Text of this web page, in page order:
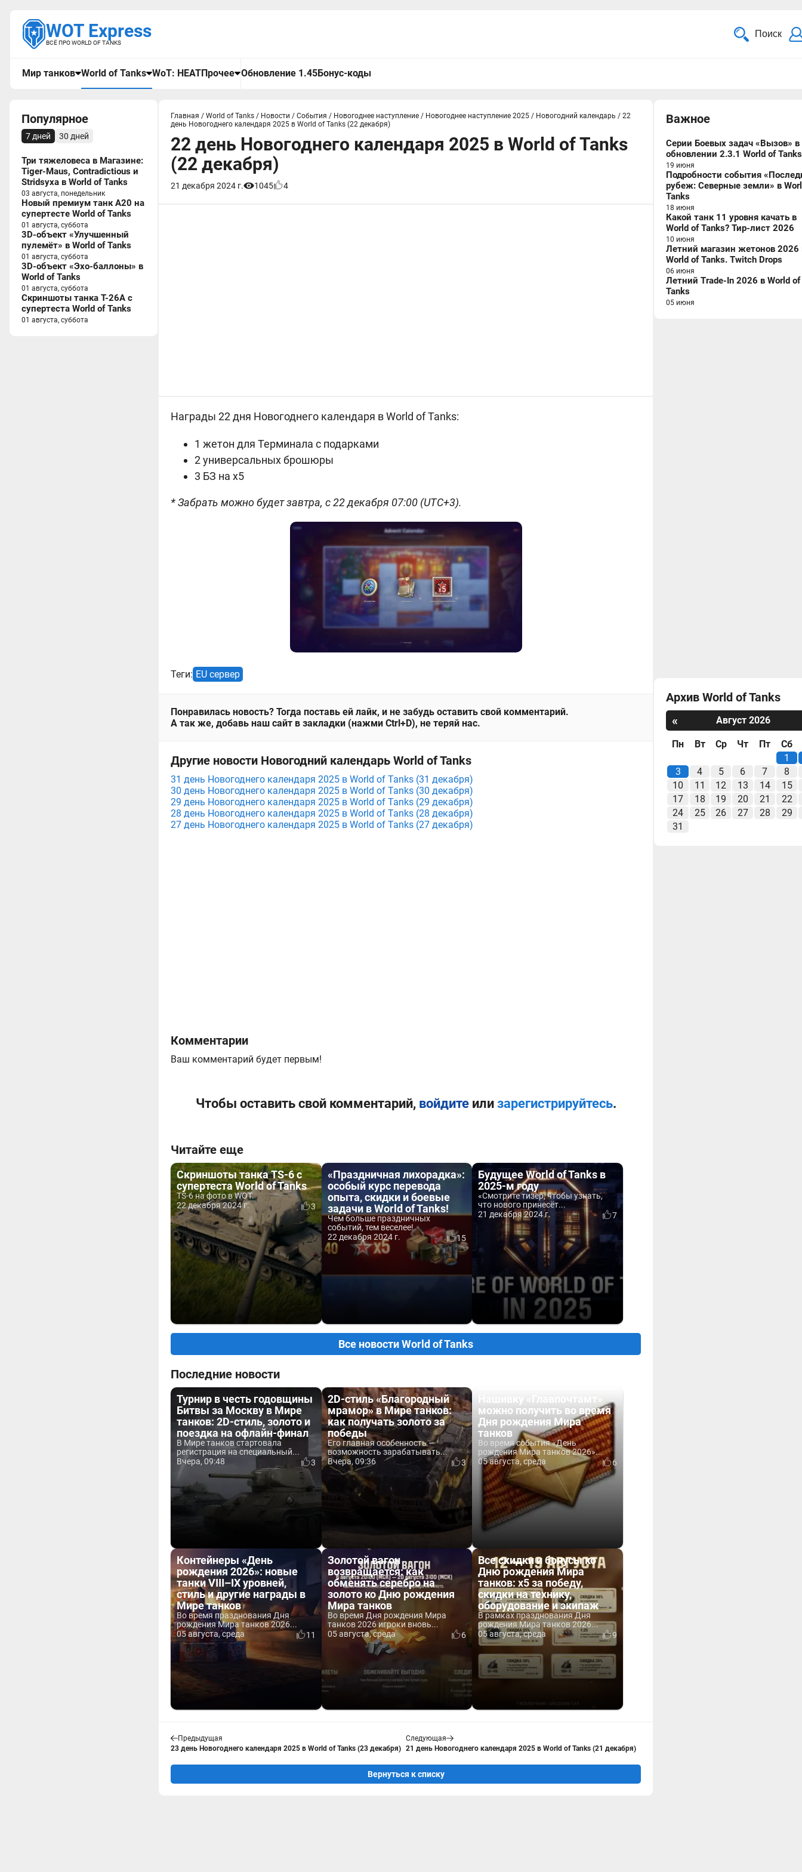
WOT Express
ВСЁ ПРО WORLD OF TANKS
Поиск
Мир танков World of Tanks WoT: HEATПрочее Обновление 1.45Бонус-коды
Популярное
7 дней 30 дней
Три тяжеловеса в Магазине:
Tiger-Maus, Contradictious и
Stridsyxa в World of Tanks
03 августа, понедельник
Новый премиум танк A20 на
супертесте World of Tanks
01 августа, суббота
3D-объект «Улучшенный
пулемёт» в World of Tanks
01 августа, суббота
3D-объект «Эхо-баллоны» в
World of Tanks
01 августа, суббота
Скриншоты танка T-26A с
супертеста World of Tanks
01 августа, суббота
Главная / World of Tanks / Новости / События / Новогоднее наступление / Новогоднее наступление 2025 / Новогодний календарь / 22
день Новогоднего календаря 2025 в World of Tanks (22 декабря)
22 день Новогоднего календаря 2025 в World of Tanks
(22 декабря)
21 декабря 2024 г. 1045 4
Награды 22 дня Новогоднего календаря в World of Tanks:
1 жетон для Терминала с подарками
2 универсальных брошюры
3 БЗ на х5
* Забрать можно будет завтра, с 22 декабря 07:00 (UTC+3).
Теги: EU сервер
Понравилась новость? Тогда поставь ей лайк, и не забудь оставить свой комментарий.
А так же, добавь наш сайт в закладки (нажми Ctrl+D), не теряй нас.
Другие новости Новогодний календарь World of Tanks
31 день Новогоднего календаря 2025 в World of Tanks (31 декабря)
30 день Новогоднего календаря 2025 в World of Tanks (30 декабря)
29 день Новогоднего календаря 2025 в World of Tanks (29 декабря)
28 день Новогоднего календаря 2025 в World of Tanks (28 декабря)
27 день Новогоднего календаря 2025 в World of Tanks (27 декабря)
Комментарии
Ваш комментарий будет первым!
Чтобы оставить свой комментарий, войдитеили зарегистрируйтесь.
Читайте еще
Скриншоты танка TS-6 с
супертеста World of Tanks
TS-6 на фото в WOT.
22 декабря 2024 г.
3
«Праздничная лихорадка»:
особый курс перевода
опыта, скидки и боевые
задачи в World of Tanks!
Чем больше праздничных
событий, тем веселее!
22 декабря 2024 г.
15
Будущее World of Tanks в
2025-м году
«Смотрите тизер, чтобы узнать,
что нового принесёт...
21 декабря 2024 г.
7
Все новости World of Tanks
Последние новости
Турнир в честь годовщины
Битвы за Москву в Мире
танков: 2D-стиль, золото и
поездка на офлайн-финал
В Мире танков стартовала
регистрация на специальный...
Вчера, 09:48
3
2D-стиль «Благородный
мрамор» в Мире танков:
как получать золото за
победы
Его главная особенность —
возможность зарабатывать...
Вчера, 09:36
3
Нашивку «Главпочтамт»
можно получить во время
Дня рождения Мира
танков
Во время события «День
рождения Мира танков 2026»...
05 августа, среда
6
Контейнеры «День
рождения 2026»: новые
танки VIII–IX уровней,
стиль и другие награды в
Мире танков
Во время празднования Дня
рождения Мира танков 2026...
05 августа, среда
11
Золотой вагон
возвращается: как
обменять серебро на
золото ко Дню рождения
Мира танков
Во время Дня рождения Мира
танков 2026 игроки вновь...
05 августа, среда
6
Все скидки и бонусы ко
Дню рождения Мира
танков: x5 за победу,
скидки на технику,
оборудование и экипаж
В рамках празднования Дня
рождения Мира танков 2026...
05 августа, среда
9
Предыдущая
23 день Новогоднего календаря 2025 в World of Tanks (23 декабря)
Следующая
21 день Новогоднего календаря 2025 в World of Tanks (21 декабря)
Вернуться к списку
Важное
Серии Боевых задач «Вызов» в
обновлении 2.3.1 World of Tanks
19 июня
Подробности события
рубеж: Северные земли» в
Tanks
18 июня
Какой танк 11 уровня качать в
World of Tanks? Тир-лист 2026
10 июня
Летний магазин жетонов 2026
World of Tanks. Twitch Drops
06 июня
Летний Trade-In 2026 в World of
Tanks
05 июня
Архив World of Tanks
«
Август 2026
Пн Вт Ср Чт Пт
Сб
1
3
4 5 6 7
8
10
11 12 13 14
15
17
18 19 20 21
22
24
25 26 27 28
29
31